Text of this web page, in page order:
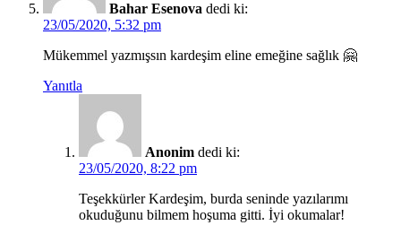
Bahar Esenova dedi ki:
23/05/2020, 5:32 pm
Mükemmel yazmışsın kardeşim eline emeğine sağlık 🤗
Yanıtla
Anonim dedi ki:
23/05/2020, 8:22 pm
Teşekkürler Kardeşim, burda seninde yazılarımı
okuduğunu bilmem hoşuma gitti. İyi okumalar!